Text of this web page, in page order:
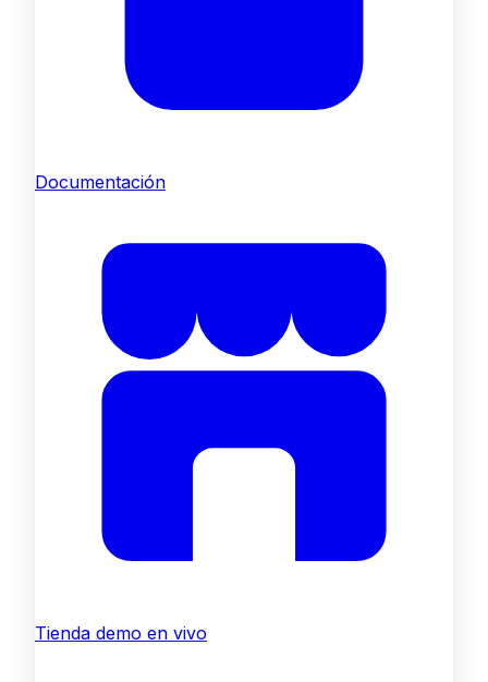
Documentación
Tienda demo en vivo